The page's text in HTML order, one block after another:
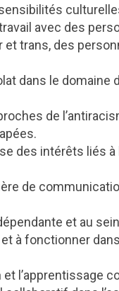
avec des
trans, des
dans le domaine
de
des intérêts liés
de
et au
à fonctionner
l’apprentissage